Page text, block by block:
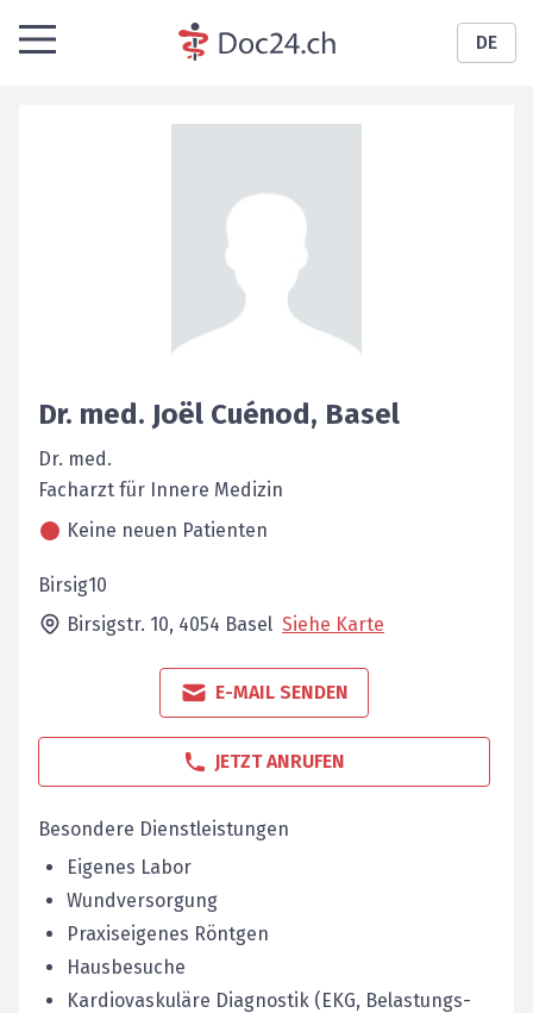
DE
Dr. med. Joël Cuénod, Basel
Dr. med.
Facharzt für Innere Medizin
Keine neuen Patienten
Birsig10
Birsigstr. 10, 4054 Basel Siehe Karte
E-MAIL SENDEN
JETZT ANRUFEN
Besondere Dienstleistungen
Eigenes Labor
Wundversorgung
Praxiseigenes Röntgen
Hausbesuche
Kardiovaskuläre Diagnostik (EKG, Belastungs-